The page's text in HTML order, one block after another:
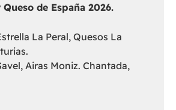
de España 2026.
La Peral, Quesos La
Airas Moniz. Chantada,